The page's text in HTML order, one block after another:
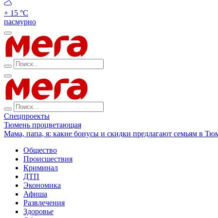
+ 15 °С
пасмурно
Спецпроекты
Тюмень процветающая
Мама, папа, я: какие бонусы и скидки предлагают семьям в
Общество
Происшествия
Криминал
ДТП
Экономика
Афиша
Развлечения
Здоровье